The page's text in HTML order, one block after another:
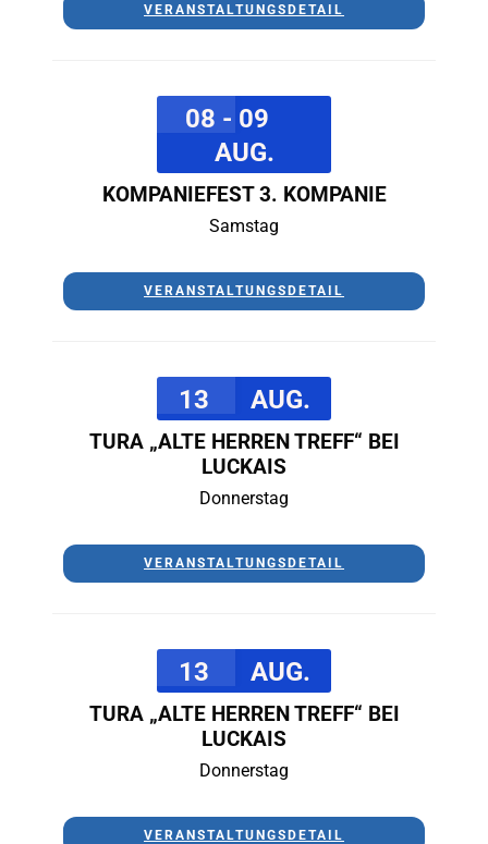
VERANSTALTUNGSDETAIL
08 - 09
AUG.
KOMPANIEFEST 3. KOMPANIE
Samstag
VERANSTALTUNGSDETAIL
13 AUG.
TURA „ALTE HERREN TREFF“ BEI
LUCKAIS
Donnerstag
VERANSTALTUNGSDETAIL
13 AUG.
TURA „ALTE HERREN TREFF“ BEI
LUCKAIS
Donnerstag
VERANSTALTUNGSDETAIL